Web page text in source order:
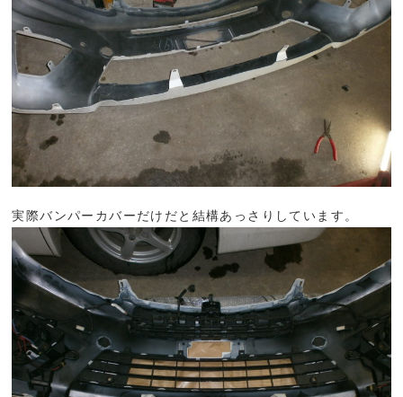
実際バンパーカバーだけだと結構あっさりしています。